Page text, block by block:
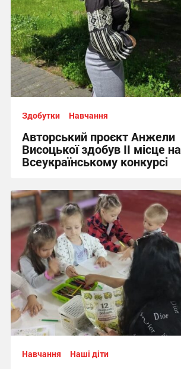
Здобутки Навчання
Авторський проєкт Анжели
Висоцької здобув ІІ місце на
Всеукраїнському конкурсі
10:22, 24.07.2026
Навчання Наші діти